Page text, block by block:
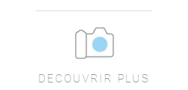
DECOUVRIR PLUS